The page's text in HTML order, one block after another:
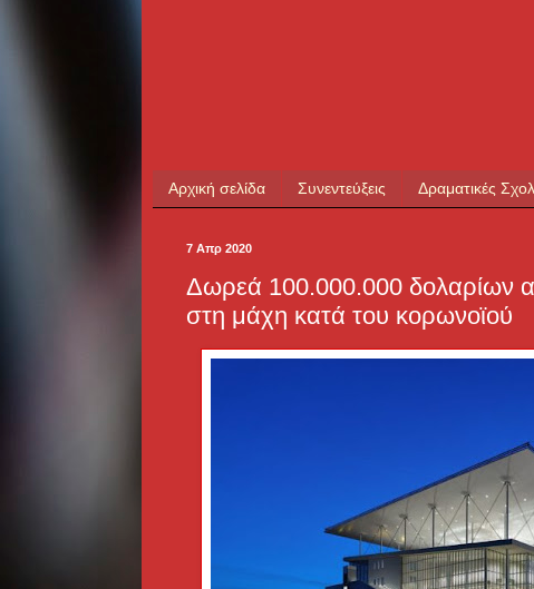
Αρχική σελίδα Συνεντεύξεις Δραματικές
7 Απρ 2020
Δωρεά 100.000.000 δολαρίων
στη μάχη κατά του κορωνοϊού